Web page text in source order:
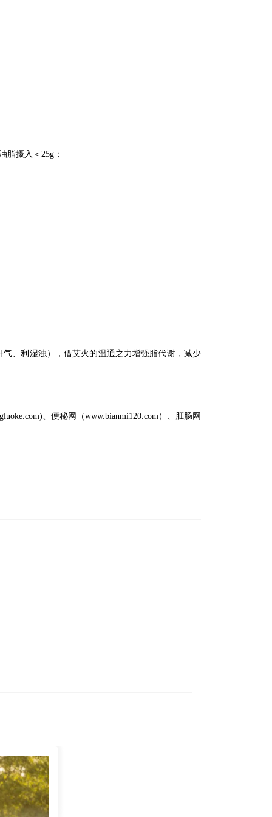
脂摄入＜25g；
、利湿浊），借艾火的温通之力增强脂代谢，减少
、便秘网（www.bianmi120.com）、肛肠网